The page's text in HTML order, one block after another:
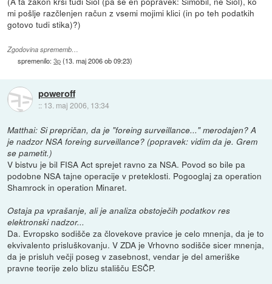
mi pošlje razčlenjen račun z vsemi mojimi klici (in po teh podatkih
gotovo tudi stika)?)
Zgodovina sprememb…
spremenilo:3p(13. maj 2006 ob 09:23)
poweroff
:: 13. maj 2006, 13:34
Matthai: Si prepričan, da je "foreing surveillance..." merodajen? A
je nadzor NSA foreing surveillance? (popravek: vidim da je. Grem
se pametit.)
V bistvu je bil FISA Act sprejet ravno za NSA. Povod so bile pa
podobne NSA tajne operacije v preteklosti. Pogooglaj za operation
Shamrock in operation Minaret.
Ostaja pa vprašanje, ali je analiza obstoječih podatkov res
elektronski nadzor...
Da. Evropsko sodišče za človekove pravice je celo mnenja, da je to
ekvivalento prisluškovanju. V ZDA je Vrhovno sodišče sicer mnenja,
da je prisluh večji poseg v zasebnost, vendar je del ameriške
pravne teorije zelo blizu stališču ESČP.